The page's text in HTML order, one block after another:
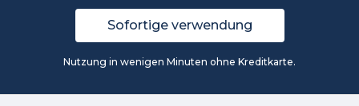
Sofortige verwendung
Nutzung in wenigen Minuten ohne Kreditkarte.